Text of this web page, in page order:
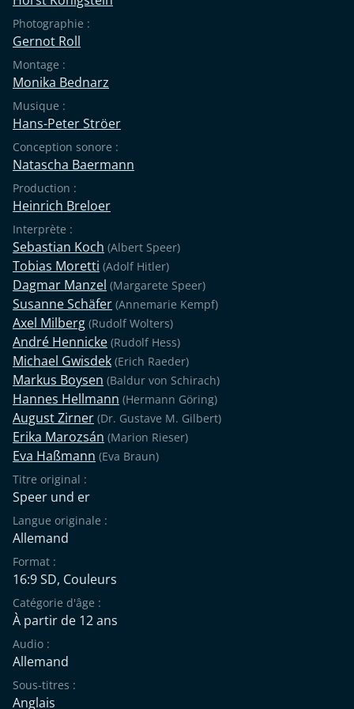
Photographie :
Gernot Roll
Montage :
Monika Bednarz
Musique :
Hans-Peter Ströer
Conception sonore :
Natascha Baermann
Production :
Heinrich Breloer
Interprète :
Sebastian Koch (Albert Speer)
Tobias Moretti (Adolf Hitler)
Dagmar Manzel (Margarete Speer)
Susanne Schäfer (Annemarie Kempf)
Axel Milberg (Rudolf Wolters)
André Hennicke (Rudolf Hess)
Michael Gwisdek (Erich Raeder)
Markus Boysen (Baldur von Schirach)
Hannes Hellmann (Hermann Göring)
August Zirner (Dr. Gustave M. Gilbert)
Erika Marozsán (Marion Rieser)
Eva Haßmann (Eva Braun)
Titre original :
Speer und er
Langue originale :
Allemand
Format :
16:9 SD, Couleurs
Catégorie d'âge :
À partir de 12 ans
Audio :
Allemand
Sous-titres :
Anglais